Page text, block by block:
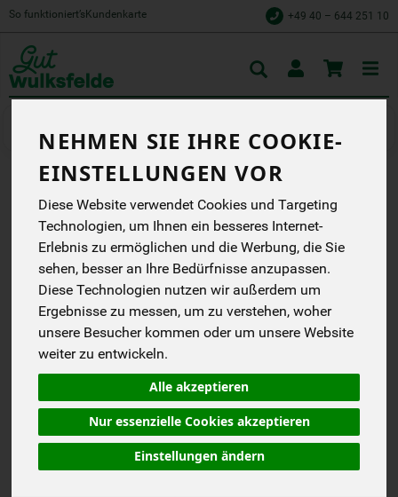
NEHMEN SIE IHRE COOKIE-
EINSTELLUNGEN VOR
Diese Website verwendet Cookies und Targeting
Technologien, um Ihnen ein besseres Internet-
Erlebnis zu ermöglichen und die Werbung, die Sie
sehen, besser an Ihre Bedürfnisse anzupassen.
Diese Technologien nutzen wir außerdem um
Ergebnisse zu messen, um zu verstehen, woher
unsere Besucher kommen oder um unsere Website
weiter zu entwickeln.
Alle akzeptieren
Nur essenzielle Cookies akzeptieren
Einstellungen ändern
So funktioniert’s Kundenkarte +49 40 – 644 251 10
THYMIAN 20 G
Für deftige Suppen,
Schmor- und
Kartoffelgerichte, Pasta
und mehr.
Lebensbaum
EG
DE-ÖKO-001
2,29 € / 20 g
(114,50 € / kg)
inkl. 7% MwSt.
20 g
Anzahl
Toggle
cart